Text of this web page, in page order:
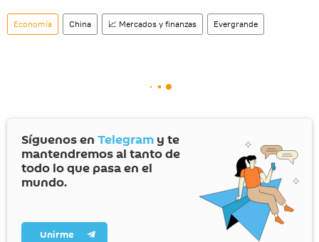
Economía China 📈 Mercados y finanzas Evergrande
Síguenos en Telegram y te
mantendremos al tanto de
todo lo que pasa en el
mundo.
Unirme